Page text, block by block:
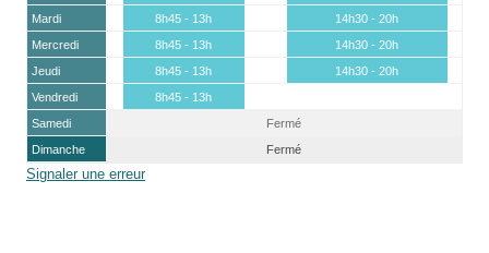
Mardi
8h45 - 13h
14h30 - 20h
Mercredi
8h45 - 13h
14h30 - 20h
Jeudi
8h45 - 13h
14h30 - 20h
Vendredi
8h45 - 13h
Samedi
Fermé
Dimanche
Fermé
Signaler une erreur